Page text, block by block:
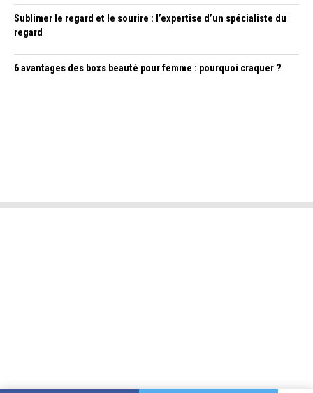
Sublimer le regard et le sourire : l’expertise d’un spécialiste du
regard
6 avantages des boxs beauté pour femme : pourquoi craquer ?